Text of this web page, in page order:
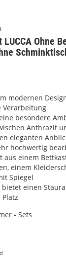
Ohne
modernen
Verarbeitung
besondere
Anthrazit
eleganten
hochwertig
aus einem
einem
Spiegel
bietet einen
- Sets